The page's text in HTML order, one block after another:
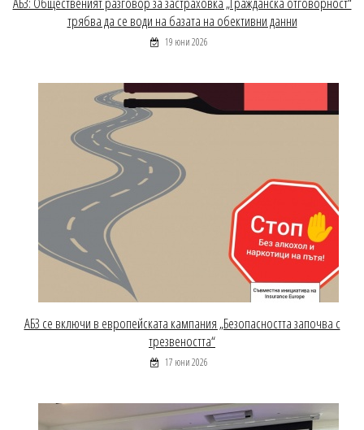
трябва да се води на базата на обективни данни
19 юни 2026
АБЗ се включи в европейската кампания „Безопасността започва с
трезвеността“
17 юни 2026